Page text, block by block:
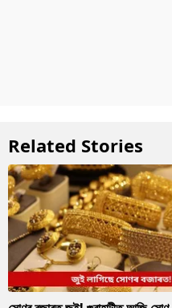
Related Stories